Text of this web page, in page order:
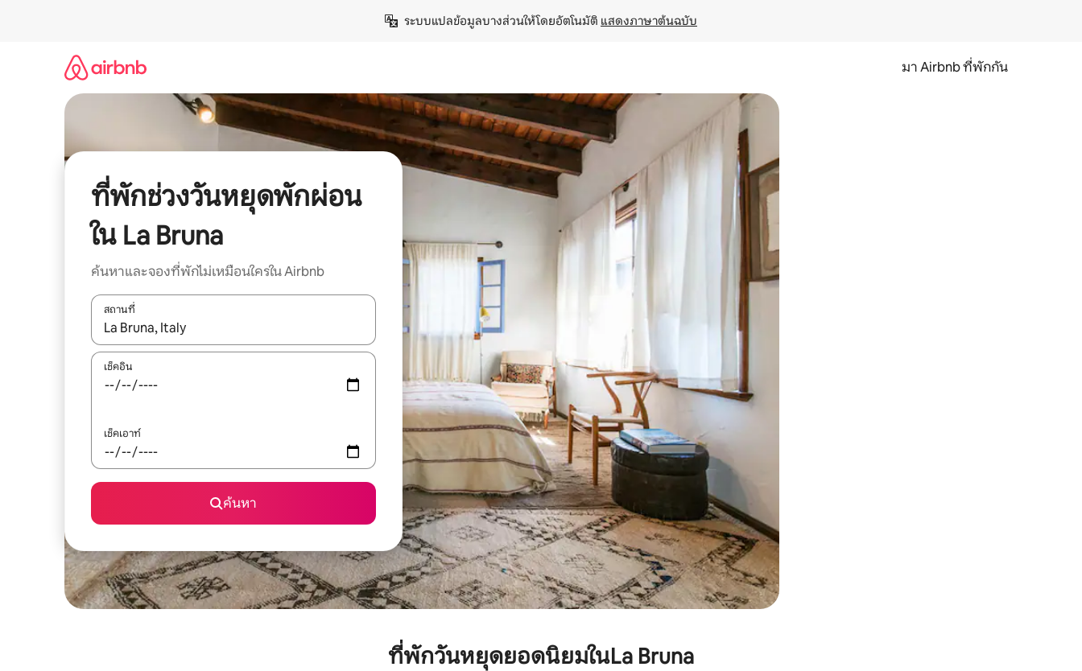
ระบบแปลข้อมูลบางส่วนให้โดยอัตโนมัติ แสดงภาษาต้นฉบับ
มา Airbnb ที่พักกัน
ที่พักช่วงวันหยุดพักผ่อน
ใน La Bruna
ค้นหาและจองที่พักไม่เหมือนใครใน Airbnb
สถานที่
ใช้ลูกศรขึ้นลง หรือใช้การสัมผัสหรือปัด เพื่อสำรวจผลการค้นหา
เช็คอิน
เช็คเอาท์
ค้นหา
ที่พักวันหยุดยอดนิยมในLa Bruna